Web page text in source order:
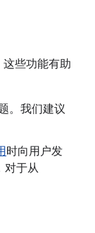
些功能有助
。我们建议
时向用户发
对于从